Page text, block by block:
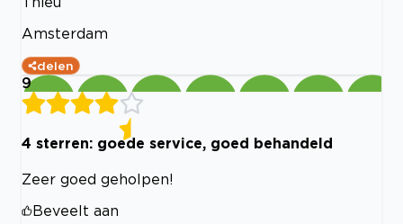
Amsterdam
delen
9
4 sterren: goede service, goed behandeld
Zeer goed geholpen!
Beveelt aan